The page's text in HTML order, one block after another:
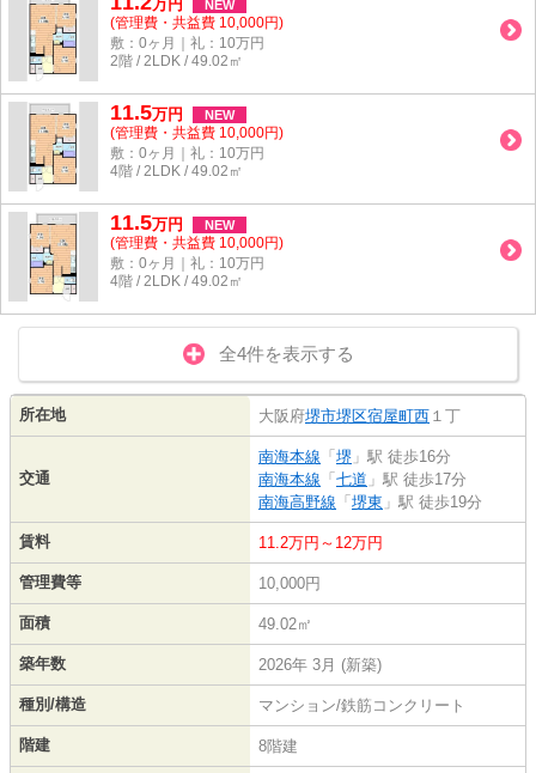
万円 NEW
(管理費・共益費 10,000円)
敷：0ヶ月｜礼：10万円
2階 / 2LDK / 49.02㎡
11.5万円 NEW
(管理費・共益費 10,000円)
敷：0ヶ月｜礼：10万円
4階 / 2LDK / 49.02㎡
11.5万円 NEW
(管理費・共益費 10,000円)
敷：0ヶ月｜礼：10万円
4階 / 2LDK / 49.02㎡
全4件を表示する
所在地 大阪府堺市堺区宿屋町西 １丁
交通
南海本線 「 堺 」駅 徒歩16分
南海本線 「 七道 」駅 徒歩17分
南海高野線 「 堺東 」駅 徒歩19分
賃料 11.2万円～12万円
管理費等 10,000円
面積 49.02㎡
築年数 2026年 3月 (新築)
種別/構造 マンション/鉄筋コンクリート
階建 8階建